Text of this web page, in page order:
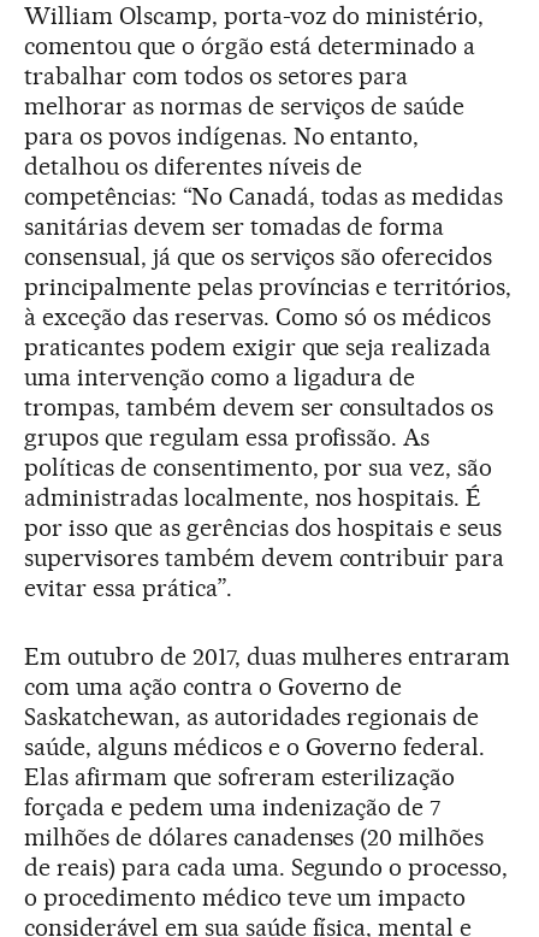
William Olscamp, porta-voz do ministério,
comentou que o órgão está determinado a
trabalhar com todos os setores para
melhorar as normas de serviços de saúde
para os povos indígenas. No entanto,
detalhou os diferentes níveis de
competências: “No Canadá, todas as medidas
sanitárias devem ser tomadas de forma
consensual, já que os serviços são oferecidos
principalmente pelas províncias e territórios,
à exceção das reservas. Como só os médicos
praticantes podem exigir que seja realizada
uma intervenção como a ligadura de
trompas, também devem ser consultados os
grupos que regulam essa profissão. As
políticas de consentimento, por sua vez, são
administradas localmente, nos hospitais. É
por isso que as gerências dos hospitais e seus
supervisores também devem contribuir para
evitar essa prática”.
Em outubro de 2017, duas mulheres entraram
com uma ação contra o Governo de
Saskatchewan, as autoridades regionais de
saúde, alguns médicos e o Governo federal.
Elas afirmam que sofreram esterilização
forçada e pedem uma indenização de 7
milhões de dólares canadenses (20 milhões
de reais) para cada uma. Segundo o processo,
o procedimento médico teve um impacto
considerável em sua saúde física, mental e